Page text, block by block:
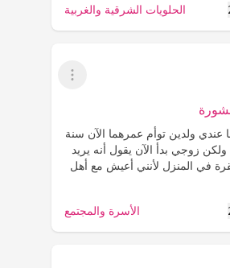
الحلويات الشرقية والغربية
عرض القائمة
سنتين و8 أشهر وبعدها عندي ولدين توأم عمرهما الآن سنة
زوجي بدأ الآن يقول أنه يريد
في المنزل لأنني أعيش مع أهل
الأسرة والمجتمع